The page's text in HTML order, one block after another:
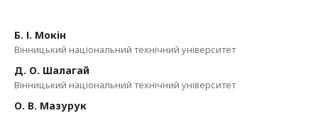
Б. І. Мокін
Вінницький національний технічний університет
Д. О. Шалагай
Вінницький національний технічний університет
О. В. Мазурук